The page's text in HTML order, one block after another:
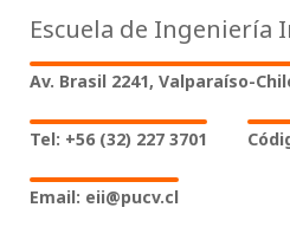
Escuela de Ingeniería
Av. Brasil 2241, Valparaíso-
Tel: +56 (32) 227 3701
Email: eii@pucv.cl